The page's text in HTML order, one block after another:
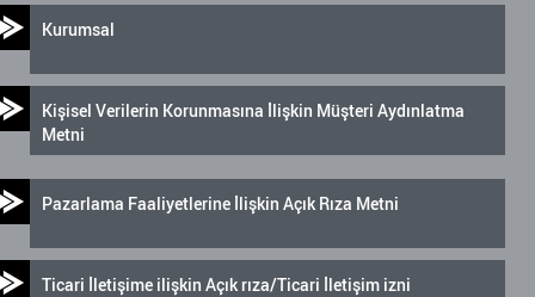
Kurumsal
Kişisel Verilerin Korunmasına İlişkin Müşteri Aydınlatma
Metni
Pazarlama Faaliyetlerine İlişkin Açık Rıza Metni
Ticari İletişime ilişkin Açık rıza/Ticari İletişim izni